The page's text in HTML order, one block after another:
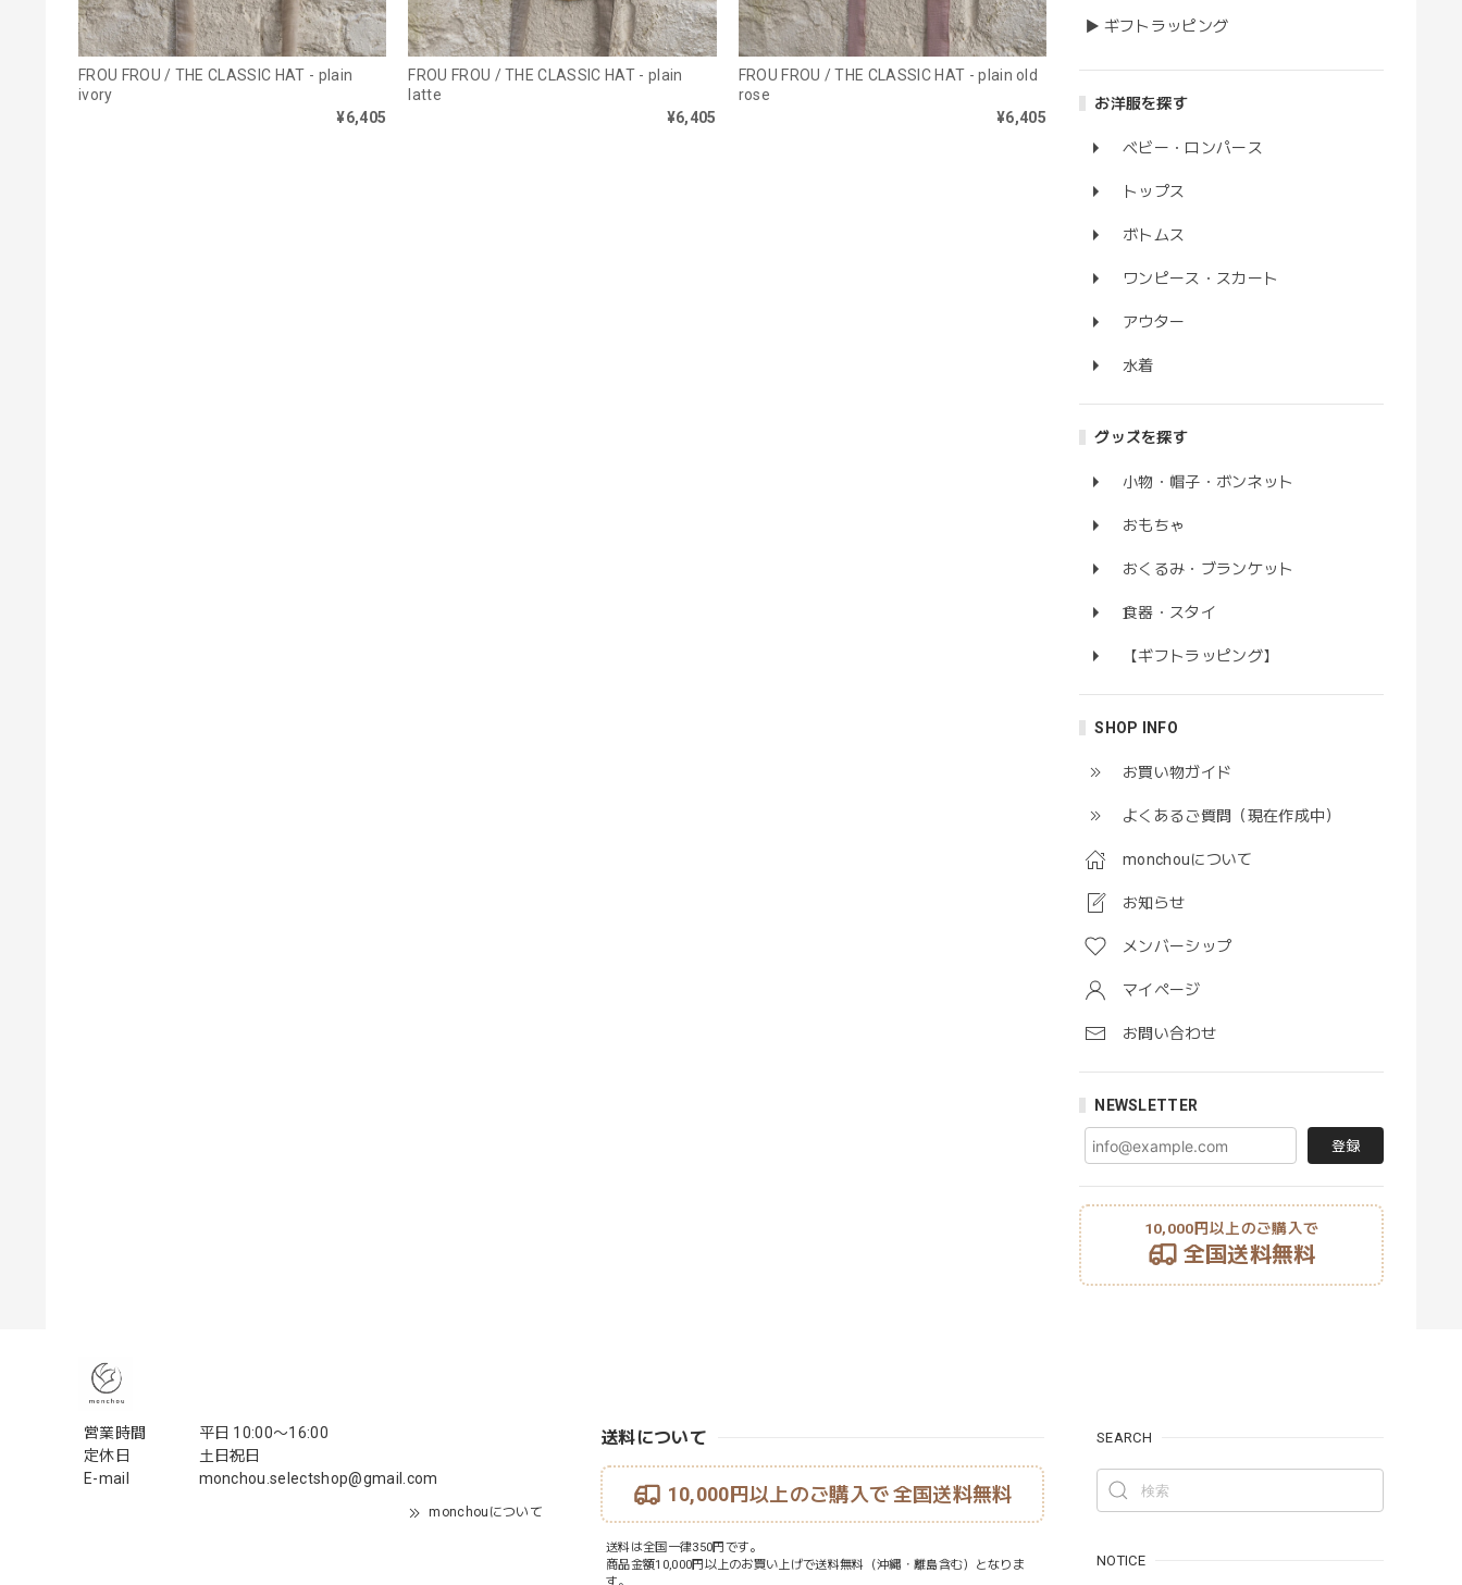
▶ ギフトラッピング
お洋服を探す
ベビー・ロンパース
トップス
ボトムス
ワンピース・スカート
アウター
水着
グッズを探す
小物・帽子・ボンネット
おもちゃ
おくるみ・ブランケット
食器・スタイ
【ギフトラッピング】
SHOP INFO
お買い物ガイド
よくあるご質問（現在作成中）
monchouについて
お知らせ
メンバーシップ
マイページ
お問い合わせ
NEWSLETTER
登録
10,000円以上のご購入で
全国送料無料
FROU FROU / THE CLASSIC HAT - plain
ivory
¥6,405
FROU FROU / THE CLASSIC HAT - plain
latte
¥6,405
FROU FROU / THE CLASSIC HAT - plain old
rose
¥6,405
営業時間
平日 10:00〜16:00
定休日
土日祝日
E-mail
monchou.selectshop@gmail.com
monchouについて
送料について
10,000円以上のご購入で全国送料無料
送料は全国一律350円です。
商品金額10,000円以上のお買い上げで送料無料（沖縄・離島含む）となりま
SEARCH
NOTICE